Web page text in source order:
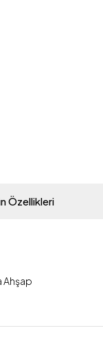
Özellikleri
Ahşap